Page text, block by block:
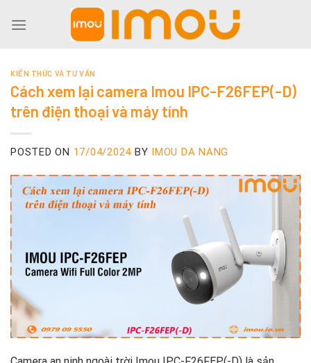
KIẾN THỨC VÀ TƯ VẤN
Cách xem lại camera Imou IPC-F26FEP(-D)
trên điện thoại và máy tính
POSTED ON 17/04/2024 BY IMOU DA NANG